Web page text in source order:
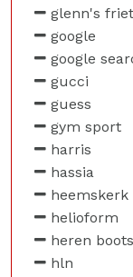
glenn's
google
google
gucci
guess
gym sport
harris
hassia
heemskerk
helioform
heren boots
hln